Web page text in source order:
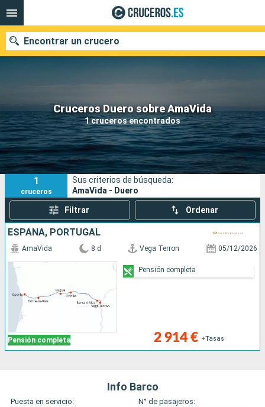
Cruceros Duero sobre AmaVida
1 cruceros encontrados
Encontrar un crucero
Nuestros destinos
Fecha de salida
Puertos Compañías
1
cruceros
Sus criterios de búsqueda:
AmaVida - Duero
Filtrar Ordenar
ESPAÑA, PORTUGAL
Pensión completa
AmaVida 8 d Vega Terron 05/12/2026
2 914 € +Tasas
Pensión completa
Info Barco
Puesta en servicio:
N° de pasajeros: